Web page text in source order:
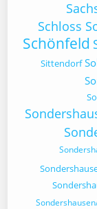
Schloss
Schönfeld
Sittendorf